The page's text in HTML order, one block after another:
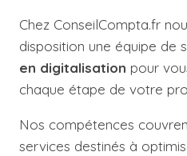
Chez ConseilCompta.fr
disposition une équipe de
en digitalisation pour
chaque étape de votre
Nos compétences
services destinés à